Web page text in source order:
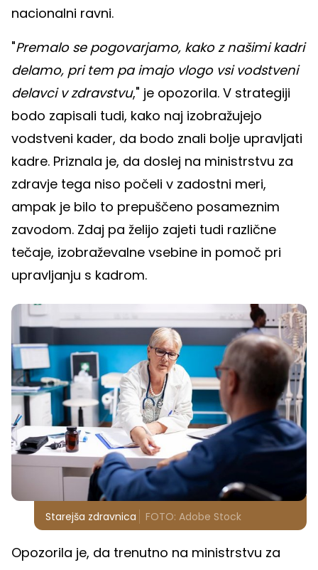
nacionalni ravni.
"Premalo se pogovarjamo, kako z našimi kadri
delamo, pri tem pa imajo vlogo vsi vodstveni
delavci v zdravstvu," je opozorila. V strategiji
bodo zapisali tudi, kako naj izobražujejo
vodstveni kader, da bodo znali bolje upravljati
kadre. Priznala je, da doslej na ministrstvu za
zdravje tega niso počeli v zadostni meri,
ampak je bilo to prepuščeno posameznim
zavodom. Zdaj pa želijo zajeti tudi različne
tečaje, izobraževalne vsebine in pomoč pri
upravljanju s kadrom.
Starejša zdravnica FOTO: Adobe Stock
Opozorila je, da trenutno na ministrstvu za